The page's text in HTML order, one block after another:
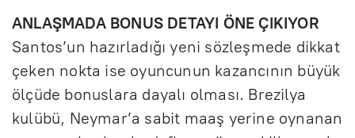
ANLAŞMADA BONUS DETAYI ÖNE ÇIKIYOR
Santos’un hazırladığı yeni sözleşmede dikkat
çeken nokta ise oyuncunun kazancının büyük
ölçüde bonuslara dayalı olması. Brezilya
kulübü, Neymar’a sabit maaş yerine oynanan